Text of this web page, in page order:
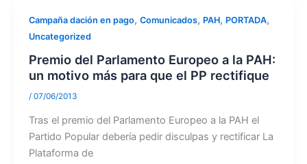
Campaña dación en pago, Comunicados, PAH, PORTADA,
Uncategorized
Premio del Parlamento Europeo a la PAH:
un motivo más para que el PP rectifique
/ 07/06/2013
Tras el premio del Parlamento Europeo a la PAH el
Partido Popular debería pedir disculpas y rectificar La
Plataforma de